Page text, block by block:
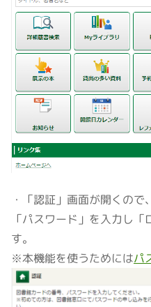
・「認証」画面が開くの
「パスワード」を入力し
す。
※本機能を使うためにはパ